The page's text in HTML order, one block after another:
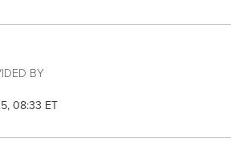
BY
08:33 ET